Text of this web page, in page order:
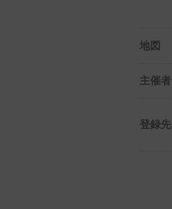
地図
主催者
登録先